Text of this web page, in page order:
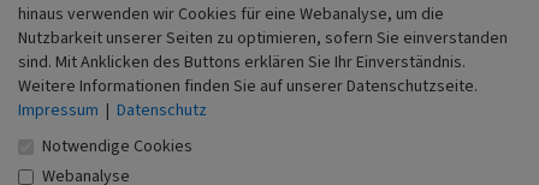
Quelle Nymphensee in Gohr, Dormagen, Rhein-
Kreis Neuss
Schlagwörter
hinaus verwenden wir Cookies für eine Webanalyse, um die
Nutzbarkeit unserer Seiten zu optimieren, sofern Sie einverstanden
sind. Mit Anklicken des Buttons erklären Sie Ihr Einverständnis.
Weitere Informationen finden Sie auf unserer Datenschutzseite.
Impressum | Datenschutz
Notwendige Cookies
Webanalyse